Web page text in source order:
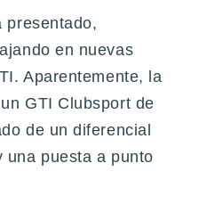
presentado,
en nuevas
Aparentemente, la
GTI Clubsport de
de un diferencial
una puesta a punto